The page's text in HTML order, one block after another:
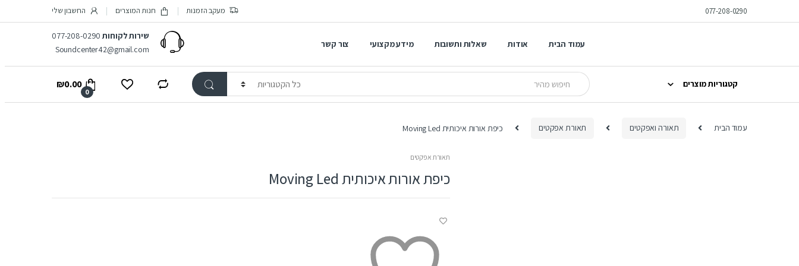
to
to
077-208-0290 מעקב הזמנות חנות המוצרים החשבון שלי
עמוד הבית אודות שאלות ותשובות מידע מקצועי צור קשר
שירות לקוחות077-208-0290
Soundcenter42@gmail.com
קטגוריות מוצרים
Search
for:
0
₪0.00
עמוד הבית תאורה ואפקטים תאורת אפקטים כיפת אורות איכותית Moving Led
תאורת אפקטים
כיפת אורות איכותית Moving Led